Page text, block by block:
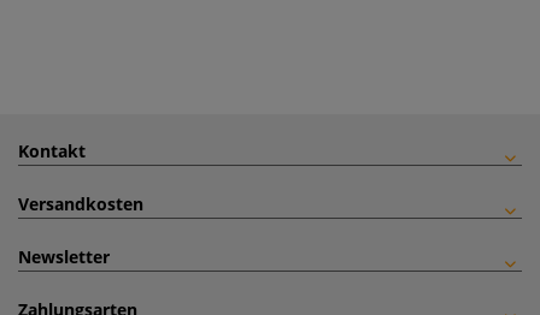
Kontakt
Versandkosten
Newsletter
Zahlungsarten